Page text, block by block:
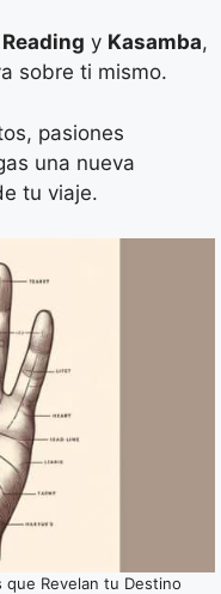
y Kasamba,
sobre ti mismo.
pasiones
una nueva
tu viaje.
Revelan tu Destino